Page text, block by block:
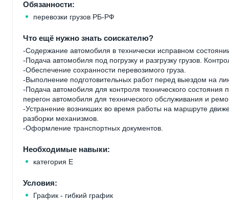
Обязанности:
перевозки грузов РБ-РФ
Что ещё нужно знать соискателю?
-Содержание автомобиля в технически исправном
-Подача автомобиля под погрузку и разгрузку грузов.
-Обеспечение сохранности перевозимого груза.
-Выполнение подготовительных работ перед выездом на
-Подача автомобиля для контроля технического
перегон автомобиля для технического обслуживания и
-Устранение возникших во время работы на маршруте
разборки механизмов.
-Оформление транспортных документов.
Необходимые навыки:
категория Е
Условия:
График - гибкий график